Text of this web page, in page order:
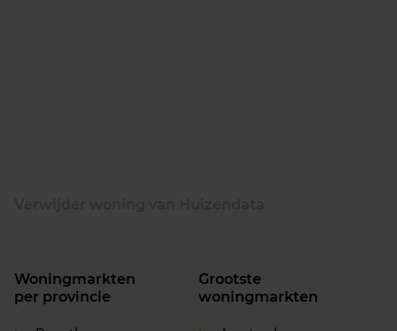
Woningmarkten
per provincie
Grootste
woningmarkten